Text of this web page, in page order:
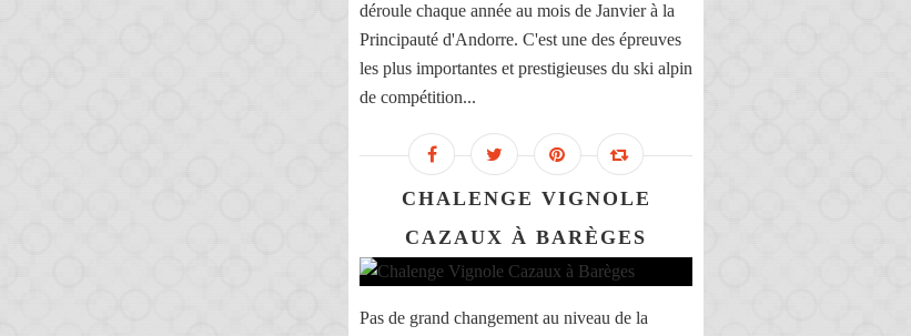
déroule chaque année au mois de Janvier à la
Principauté d'Andorre. C'est une des épreuves
les plus importantes et prestigieuses du ski alpin
de compétition...
CHALENGE VIGNOLE
CAZAUX À BARÈGES
Pas de grand changement au niveau de la